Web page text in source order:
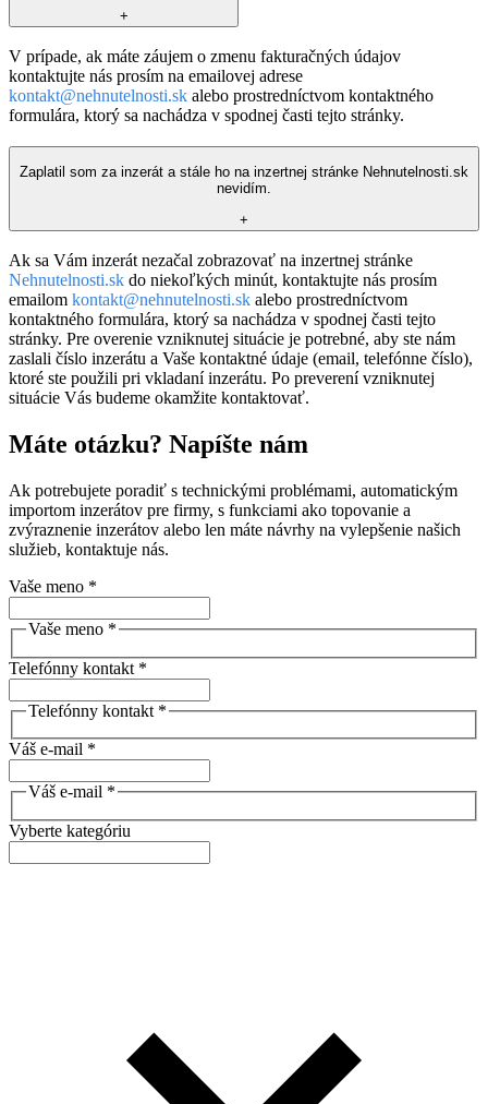
+
V prípade, ak máte záujem o zmenu fakturačných údajov
kontaktujte nás prosím na emailovej adrese
kontakt@nehnutelnosti.sk alebo prostredníctvom kontaktného
formulára, ktorý sa nachádza v spodnej časti tejto stránky.
Zaplatil som za inzerát a stále ho na inzertnej stránke Nehnutelnosti.sk
nevidím.
+
Ak sa Vám inzerát nezačal zobrazovať na inzertnej stránke
Nehnutelnosti.sk do niekoľkých minút, kontaktujte nás prosím
emailom kontakt@nehnutelnosti.sk alebo prostredníctvom
kontaktného formulára, ktorý sa nachádza v spodnej časti tejto
stránky. Pre overenie vzniknutej situácie je potrebné, aby ste nám
zaslali číslo inzerátu a Vaše kontaktné údaje (email, telefónne číslo),
ktoré ste použili pri vkladaní inzerátu. Po preverení vzniknutej
situácie Vás budeme okamžite kontaktovať.
Máte otázku? Napíšte nám
Ak potrebujete poradiť s technickými problémami, automatickým
importom inzerátov pre firmy, s funkciami ako topovanie a
zvýraznenie inzerátov alebo len máte návrhy na vylepšenie našich
služieb, kontaktuje nás.
Vaše meno *
Vaše meno *
Telefónny kontakt *
Telefónny kontakt *
Váš e-mail *
Váš e-mail *
Vyberte kategóriu